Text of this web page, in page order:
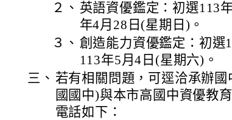
２、 英語資優鑑定：初選113
年4月28日(星期日)。
３、 創造能力資優鑑定：初選
113年5月4日(星期六)。
三、 若有相關問題，可逕洽承辦
國國中)與本市高國中資優教
電話如下：